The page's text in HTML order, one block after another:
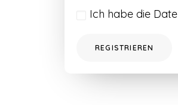
Ich habe die
REGISTRIEREN